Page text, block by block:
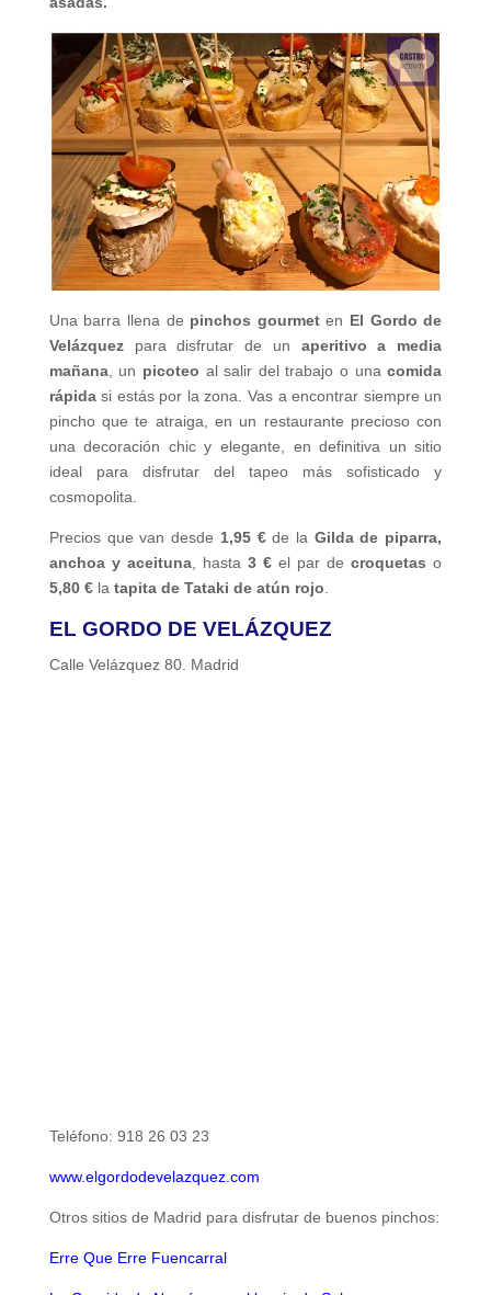
Una barra llena de pinchos gourmeten El Gordo de
Velázquezpara disfrutar de un aperitivo a media
mañana, un picoteo al salir del trabajo o unacomida
rápidasi estás por la zona. Vas a encontrar siempre un
pincho que te atraiga, en un restaurante precioso con
una decoración chic y elegante, en definitiva un sitio
ideal para disfrutar del tapeo más sofisticado y
cosmopolita.
Precios que van desde 1,95 €de la Gilda de piparra,
anchoa y aceituna, hasta 3 € el par decroquetas o
5,80 €la tapita de Tataki de atún rojo
EL GORDO DE VELÁZQUEZ
Calle Velázquez 80. Madrid
Teléfono: 918 26 03 23
www.elgordodevelazquez.com
Otros sitios de Madrid para disfrutar de buenos pinchos:
Erre Que Erre Fuencarral